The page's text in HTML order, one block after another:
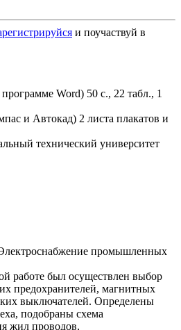
и поучаствуй в
Word) 50 с., 22 табл., 1
и Автокад) 2 листа плакатов и
технический университет
промышленных
работе был осуществлен выбор
предохранителей, магнитных
выключателей. Определены
подобраны схема
жил проводов,